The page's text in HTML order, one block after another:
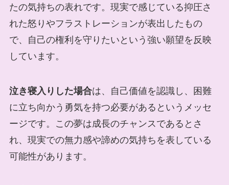
たの気持ちの表れです。現実で感じている抑圧さ
れた怒りやフラストレーションが表出したもの
で、自己の権利を守りたいという強い願望を反映
しています。
泣き寝入りした場合は、自己価値を認識し、困難
に立ち向かう勇気を持つ必要があるというメッセ
ージです。この夢は成長のチャンスであるとさ
れ、現実での無力感や諦めの気持ちを表している
可能性があります。